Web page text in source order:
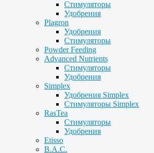
Стимуляторы
Удобрения
Plagron
Удобрения
Стимуляторы
Powder Feeding
Advanced Nutrients
Стимуляторы
Удобрения
Simplex
Удобрения Simplex
Стимуляторы Simplex
RasTea
Стимуляторы
Удобрения
Etisso
B.A.C.